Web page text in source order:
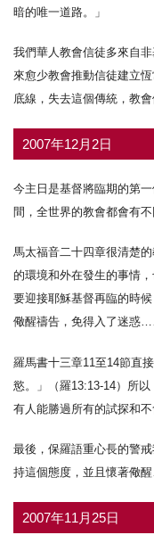
暗的唯一道路。」
我們華人教會信徒多來自
來愈少教會推動信徒建立
底線，失去這個傳統，教
2007年12月2日
今主日是基督將臨期的第
間，全世界的教會都會有
馬太福音二十四章很清楚
的環境和外在發生的事情
要迎接耶穌基督再臨的時
儆醒禱告，免得入了迷惑
羅馬書十三章11至14節直
慾。」（羅13:13-14）所
有人能勝過所有的試探和
最後，保羅語重心長的警
持這個態度，並且懷著儆
2007年11月25日